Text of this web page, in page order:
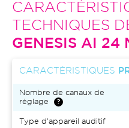
TECHNIQUES
GENESIS AI 24
CARACTÉRISTIQUES
Nombre de canaux de
réglage
Type d'appareil auditif